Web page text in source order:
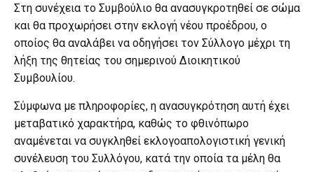
Στη συνέχεια το Συμβούλιο θα ανασυγκροτηθεί σε σώμα
και θα προχωρήσει στην εκλογή νέου προέδρου, ο
οποίος θα αναλάβει να οδηγήσει τον Σύλλογο μέχρι τη
λήξη της θητείας του σημερινού Διοικητικού
Συμβουλίου.
Σύμφωνα με πληροφορίες, η ανασυγκρότηση αυτή έχει
μεταβατικό χαρακτήρα, καθώς το φθινόπωρο
αναμένεται να συγκληθεί εκλογοαπολογιστική γενική
συνέλευση του Συλλόγου, κατά την οποία τα μέλη θα